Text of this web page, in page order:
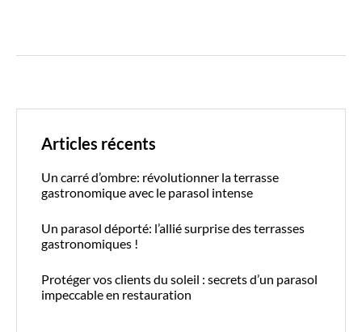
Articles récents
Un carré d’ombre: révolutionner la terrasse
gastronomique avec le parasol intense
Un parasol déporté: l’allié surprise des terrasses
gastronomiques !
Protéger vos clients du soleil : secrets d’un parasol
impeccable en restauration